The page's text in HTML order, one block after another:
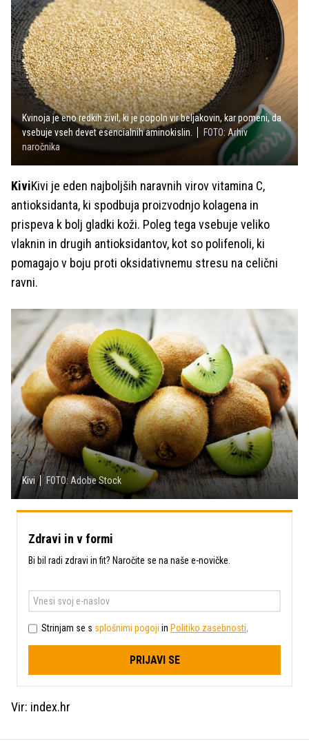
Kvinoja je eno redkih živil, ki je popoln vir beljakovin, kar pomeni, da
vsebuje vseh devet esencialnih aminokislin.
FOTO: Arhiv
naročnika
KiviKivi je eden najboljših naravnih virov vitamina C,
antioksidanta, ki spodbuja proizvodnjo kolagena in
prispeva k bolj gladki koži. Poleg tega vsebuje veliko
vlaknin in drugih antioksidantov, kot so polifenoli, ki
pomagajo v boju proti oksidativnemu stresu na celični
ravni.
Kivi FOTO: Adobe Stock
Zdravi in v formi
Bi bil radi zdravi in fit? Naročite se na naše e-novičke.
Strinjam se s splošnimi pogoji in Politiko zasebnosti.
PRIJAVI SE
Vir: index.hr